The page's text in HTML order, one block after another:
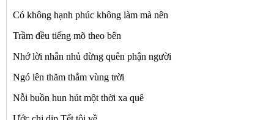
Có không hạnh phúc không làm mà nên
Trầm đều tiếng mõ theo bên
Nhớ lời nhắn nhủ đừng quên phận người
Ngó lên thăm thẳm vùng trời
Nỗi buồn hun hút một thời xa quê